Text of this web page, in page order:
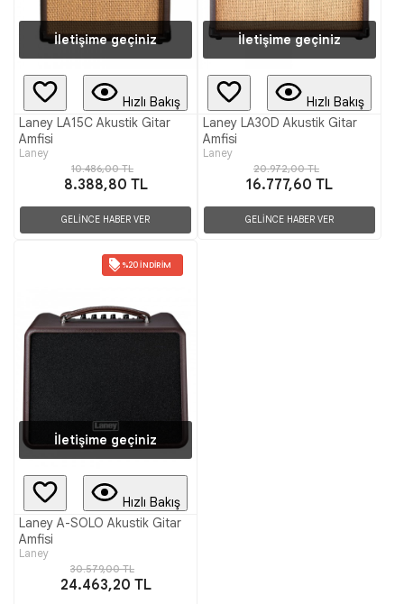
İletişime geçiniz
Hızlı Bakış
Laney LA15C Akustik Gitar
Amfisi
Laney
10.486,00 TL
8.388,80 TL
GELİNCE HABER VER
İletişime geçiniz
Hızlı Bakış
Laney LA30D Akustik Gitar
Amfisi
Laney
20.972,00 TL
16.777,60 TL
GELİNCE HABER VER
%20 İNDIRIM
İletişime geçiniz
Hızlı Bakış
Laney A-SOLO Akustik Gitar
Amfisi
Laney
30.579,00 TL
24.463,20 TL